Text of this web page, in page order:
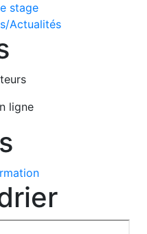
stage
Actualités
ligne